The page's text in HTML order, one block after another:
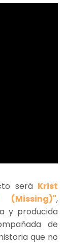
será Krist
(Missing)",
y producida
de
que no